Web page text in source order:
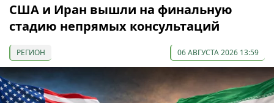
США и Иран вышли на финальную
стадию непрямых консультаций
РЕГИОН 06 АВГУСТА 2026 13:59